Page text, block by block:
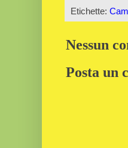
Etichette:
Nessun
Posta un